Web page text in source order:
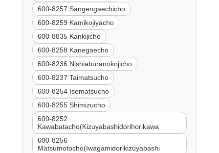
600-8257 Sangengaechicho
600-8259 Kamikojiyacho
600-8835 Kankijicho
600-8258 Kanegaecho
600-8236 Nishiaburanokojicho
600-8237 Taimatsucho
600-8254 Isematsucho
600-8255 Shimizucho
600-8252
Kawabatacho(Kizuyabashidorihorikawa
600-8256
Matsumotocho(Iwagamidorikizuyabashi